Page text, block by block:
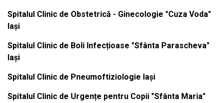
Spitalul Clinic de Obstetrică - Ginecologie "Cuza Voda"
Iași
Spitalul Clinic de Boli Infecțioase "Sfânta Parascheva"
Iași
Spitalul Clinic de Pneumoftiziologie Iași
Spitalul Clinic de Urgențe pentru Copii "Sfânta Maria"